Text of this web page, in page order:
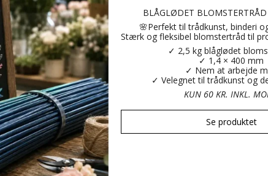
produkt har også
BLÅGLØDET
🌸Perfekt til trådkunst, binderi
Stærk og fleksibel blomstertråd til
✓ 2,5 kg blåglødet
✓ 1,4 × 400 mm
✓ Nem at arbejde
✓ Velegnet til trådkunst og
KUN 60 KR. INKL.
Se produktet